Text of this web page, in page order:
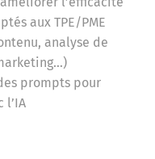
aux TPE/PME
analyse de
prompts pour
l’IA